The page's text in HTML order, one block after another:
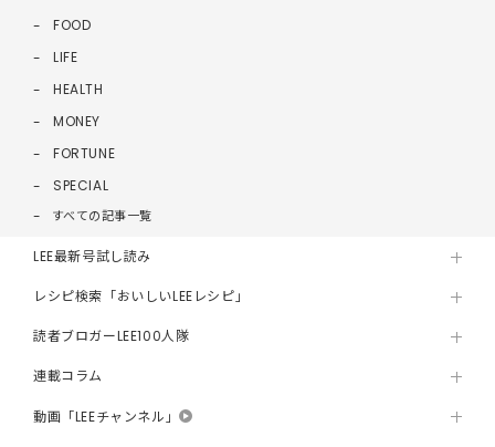
FOOD
LIFE
HEALTH
MONEY
FORTUNE
SPECIAL
すべての記事一覧
LEE最新号試し読み
レシピ検索「おいしいLEEレシピ」
読者ブロガーLEE100人隊
連載コラム
動画「LEEチャンネル」